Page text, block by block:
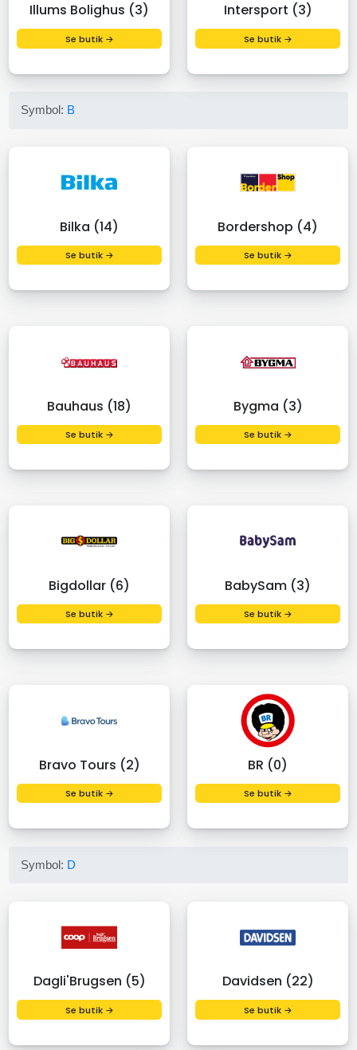
Illums Bolighus (3)
Se butik →
Intersport (3)
Se butik →
Symbol: B
Bilka (14)
Se butik →
Bordershop (4)
Se butik →
Bauhaus (18)
Se butik →
Bygma (3)
Se butik →
Bigdollar (6)
Se butik →
BabySam (3)
Se butik →
Bravo Tours (2)
Se butik →
BR (0)
Se butik →
Symbol: D
Dagli'Brugsen (5)
Se butik →
Davidsen (22)
Se butik →